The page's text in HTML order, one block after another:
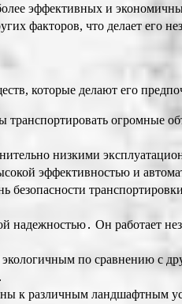
эффективных и
факторов, что делает его
которые делают его
транспортировать огромные
низкими
эффективностью и
безопасности
надежностью․ Он работает
экологичным по сравнению с
к различным ландшафтным